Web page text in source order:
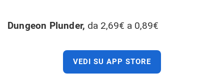
Dungeon Plunder, da 2,69€ a 0,89€
VEDI SU APP STORE